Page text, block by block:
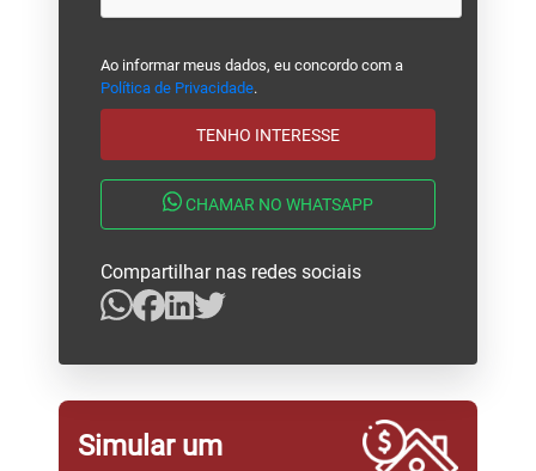
Ao informar meus dados, eu concordo com a
Política de Privacidade.
TENHO INTERESSE
CHAMAR NO WHATSAPP
Compartilhar nas redes sociais
Simular um